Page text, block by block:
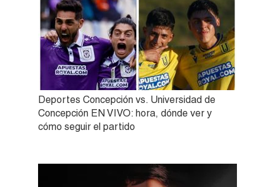
Deportes Concepción vs. Universidad de
Concepción EN VIVO: hora, dónde ver y
cómo seguir el partido